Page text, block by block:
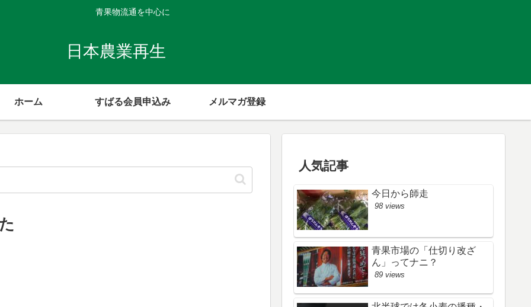
青果物流通を中心に
日本農業再生
ホーム すばる会員申込み メルマガ登録
人気記事
今日から師走
98 views
青果市場の「仕切り改ざ
ん」ってナニ？
89 views